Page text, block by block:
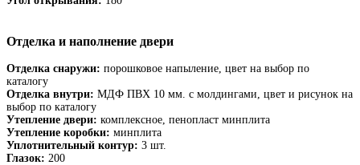
Отделка и наполнение двери
Отделка снаружи: порошковое напыление, цвет на выбор по
каталогу
Отделка внутри: МДФ ПВХ 10 мм. с молдингами, цвет и рисунок на
выбор по каталогу
Утепление двери: комплексное, пенопласт минплита
Утепление коробки: минплита
Уплотнительный контур: 3 шт.
Глазок: 200